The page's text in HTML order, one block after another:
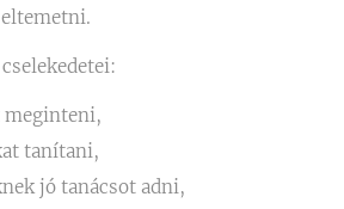
meginteni,
tanítani,
jó tanácsot adni,